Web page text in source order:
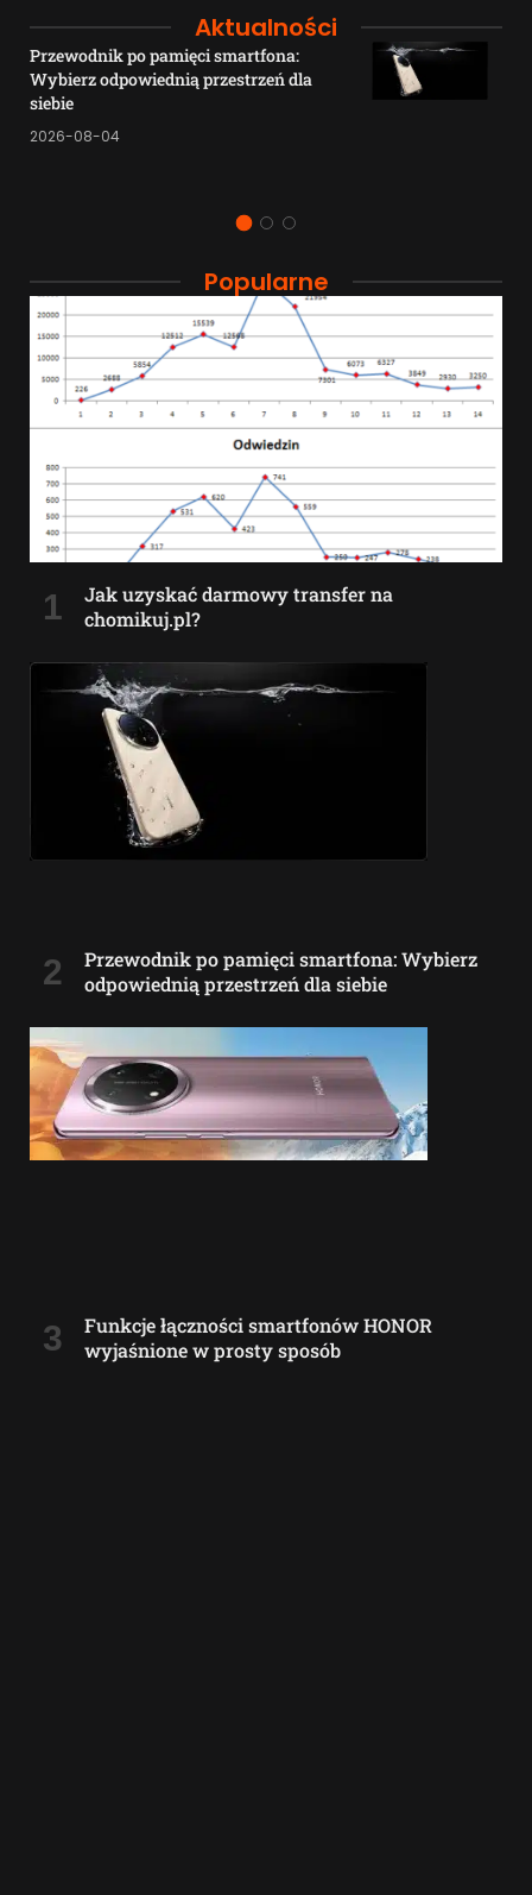
Aktualności
Przewodnik po pamięci smartfona:
Wybierz odpowiednią przestrzeń dla
siebie
2026-08-04
Popularne
Jak uzyskać darmowy transfer na
chomikuj.pl?
Przewodnik po pamięci smartfona: Wybierz
odpowiednią przestrzeń dla siebie
Funkcje łączności smartfonów HONOR
wyjaśnione w prosty sposób